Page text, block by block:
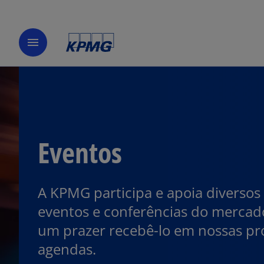
menu
Eventos
A KPMG participa e apoia diversos
eventos e conferências do
um prazer recebê-lo em nossas
agendas.